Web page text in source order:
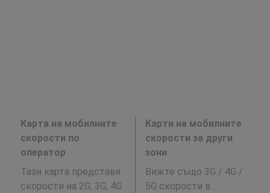
Карта на мобилните
скорости по
оператор
Тази карта представя
скорости на 2G, 3G, 4G
Карти на мобилните
скорости за други
зони
Вижте също 3G / 4G /
5G скорости в :